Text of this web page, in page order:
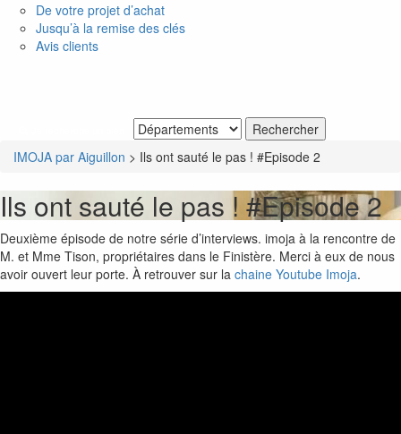
De votre projet d’achat
Jusqu’à la remise des clés
Avis clients
IMOJA par Aiguillon > Ils ont sauté le pas ! #Episode 2
Ils ont sauté le pas ! #Episode 2
Deuxième épisode de notre série d’interviews. imoja à la rencontre de
M. et Mme Tison, propriétaires dans le Finistère. Merci à eux de nous
avoir ouvert leur porte. À retrouver sur la chaine Youtube Imoja.